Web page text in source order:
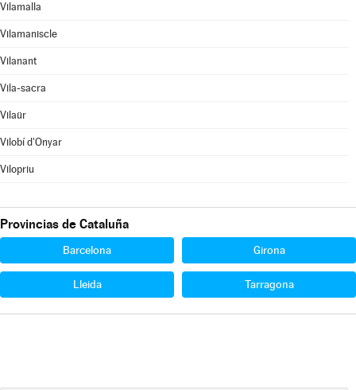
Vilamalla
Vilamaniscle
Vilanant
Vila-sacra
Vilaür
Vilobí d'Onyar
Vilopriu
Provincias de Cataluña
Barcelona Girona
Lleida Tarragona